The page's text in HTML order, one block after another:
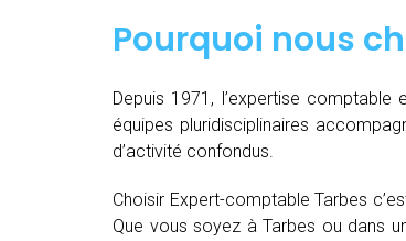
Pourquoi nous
Depuis 1971, l’expertise
équipes pluridisciplinaires
d’activité confondus.
Choisir Expert-comptable Tarbes
Que vous soyez à Tarbes ou dans